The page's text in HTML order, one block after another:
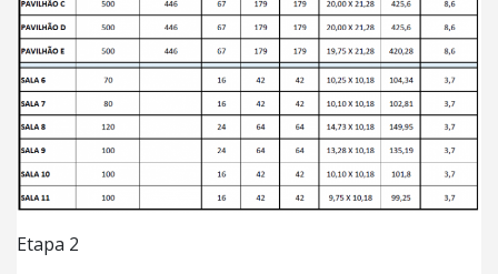
Etapa 2